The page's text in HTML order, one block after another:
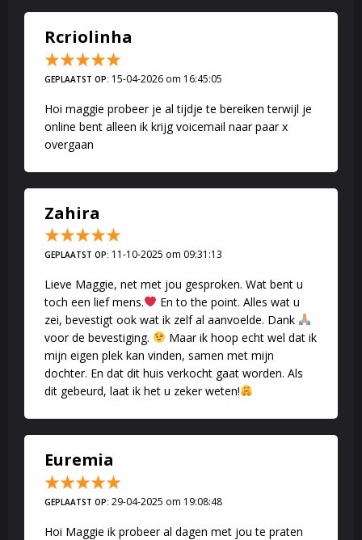
Gesteund op eigen opleidingen tips geven voor opvoeding en
opleidingen
Rcriolinha
GEPLAATST OP: 15-04-2026 om 16:45:05
Hoi maggie probeer je al tijdje te bereiken terwijl je
online bent alleen ik krijg voicemail naar paar x
overgaan
Zahira
GEPLAATST OP: 11-10-2025 om 09:31:13
Lieve Maggie, net met jou gesproken. Wat bent u
toch een lief mens.
En to the point. Alles wat u
zei, bevestigt ook wat ik zelf al aanvoelde. Dank
voor de bevestiging.
Maar ik hoop echt wel dat ik
mijn eigen plek kan vinden, samen met mijn
dochter. En dat dit huis verkocht gaat worden. Als
dit gebeurd, laat ik het u zeker weten!
Euremia
GEPLAATST OP: 29-04-2025 om 19:08:48
Hoi Maggie ik probeer al dagen met jou te praten